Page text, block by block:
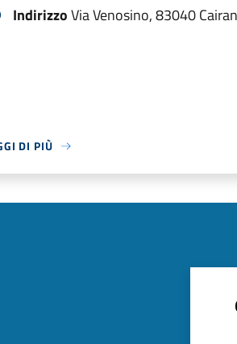
IndirizzoVia Venosino, 83040
DI PIÙ